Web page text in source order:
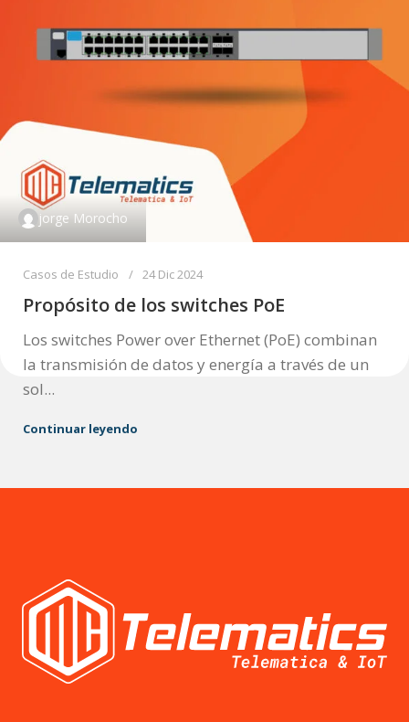
jorge Morocho
Casos de Estudio 24 Dic 2024
Propósito de los switches PoE
Los switches Power over Ethernet (PoE) combinan
la transmisión de datos y energía a través de un
sol...
Continuar leyendo